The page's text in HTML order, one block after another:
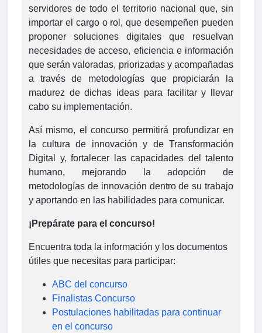
servidores de todo el territorio nacional que, sin
importar el cargo o rol, que desempeñen pueden
proponer soluciones digitales que resuelvan
necesidades de acceso, eficiencia e información
que serán valoradas, priorizadas y acompañadas
a través de metodologías que propiciarán la
madurez de dichas ideas para facilitar y llevar
cabo su implementación.
Así mismo, el concurso permitirá profundizar en
la cultura de innovación y de Transformación
Digital y, fortalecer las capacidades del talento
humano, mejorando la adopción de
metodologías de innovación dentro de su trabajo
y aportando en las habilidades para comunicar.
¡Prepárate para el concurso!
Encuentra toda la información y los documentos
útiles que necesitas para participar:
ABC del concurso
Finalistas Concurso
Postulaciones habilitadas para continuar
en el concurso